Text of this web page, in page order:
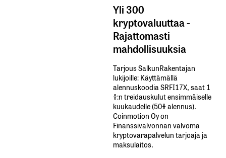
Yli 300
kryptovaluuttaa -
Rajattomasti
mahdollisuuksia
Tarjous SalkunRakentajan
lukijoille: Käyttämällä​ ​
alennuskoodia​ ​SRFI17X,​ ​saat​ ​1
%:n treidauskulut​ ​ensimmäiselle​ ​
kuukaudelle​ ​(50%​ ​alennus).
Coinmotion Oy on
Finanssivalvonnan valvoma
kryptovarapalvelun tarjoaja ja
maksulaitos.